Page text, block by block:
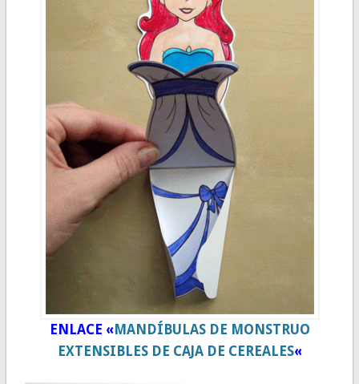
ENLACE «MANDÍBULAS DE MONSTRUO
EXTENSIBLES DE CAJA DE CEREALES«